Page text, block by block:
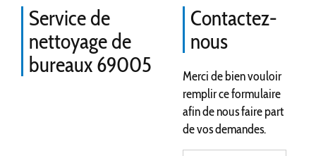
Service de
nettoyage de
bureaux 69005
Contactez-
nous
Merci de bien vouloir
remplir ce formulaire
afin de nous faire part
de vos demandes.